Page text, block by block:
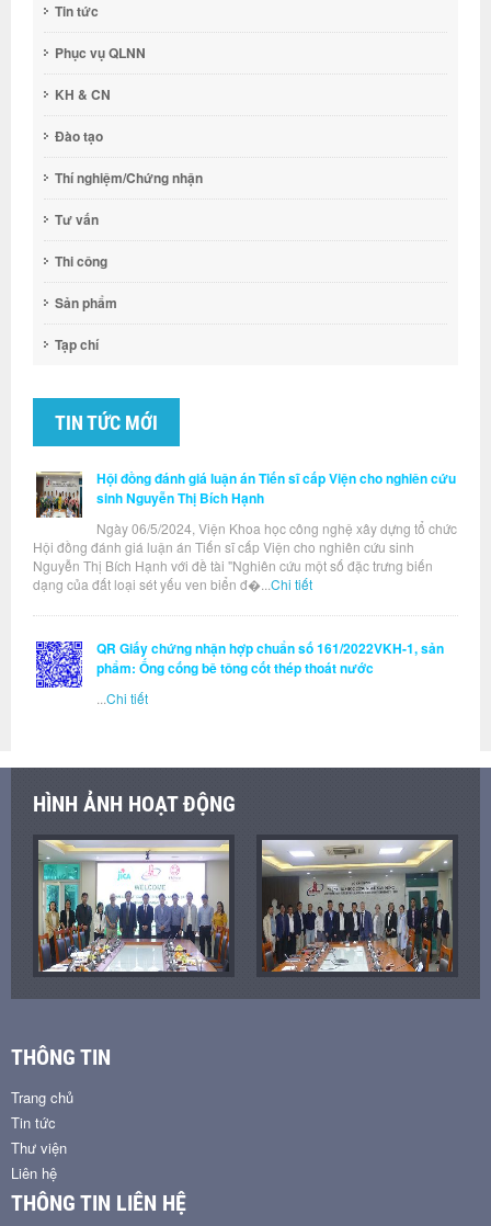
Tin tức
Phục vụ QLNN
KH & CN
Đào tạo
Thí nghiệm/Chứng nhận
Tư vấn
Thi công
Sản phẩm
Tạp chí
TIN TỨC MỚI
Hội đồng đánh giá luận án Tiến sĩ cấp Viện cho nghiên cứu
sinh Nguyễn Thị Bích Hạnh
Ngày 06/5/2024, Viện Khoa học công nghệ xây dựng tổ chức
Hội đồng đánh giá luận án Tiến sĩ cấp Viện cho nghiên cứu sinh
Nguyễn Thị Bích Hạnh với đề tài "Nghiên cứu một số đặc trưng biến
dạng của đất loại sét yếu ven biển đ�... Chi tiết
QR Giấy chứng nhận hợp chuẩn số 161/2022VKH-1, sản
phẩm: Ống cống bê tông cốt thép thoát nước
Chi tiết
HÌNH ẢNH HOẠT ĐỘNG
THÔNG TIN
Trang chủ
Tin tức
Thư viện
Liên hệ
THÔNG TIN LIÊN HỆ